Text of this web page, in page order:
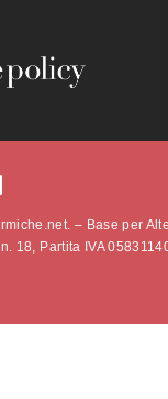
– Base per
18, Partita IVA